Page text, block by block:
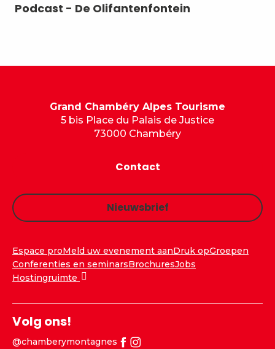
Podcast - De Olifantenfontein
Grand Chambéry Alpes Tourisme
5 bis Place du Palais de Justice
73000 Chambéry
Contact
Nieuwsbrief
Espace proMeld uw evenement aanDruk opGroepen
Conferenties en seminarsBrochuresJobs
Hostingruimte
Volg ons!
@chamberymontagnes